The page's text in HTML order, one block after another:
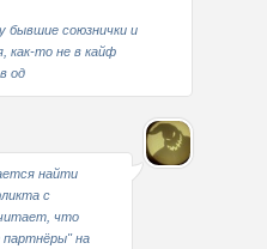
бывшие союзнички и
как-то не в кайф
од
найти
с
что
партнёры" на